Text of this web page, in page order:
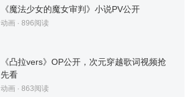
《魔法少女的魔女审判》小说PV公开
动画· 896阅读
《凸拉vers》OP公开，次元穿越歌词视频抢
先看
动画· 863阅读